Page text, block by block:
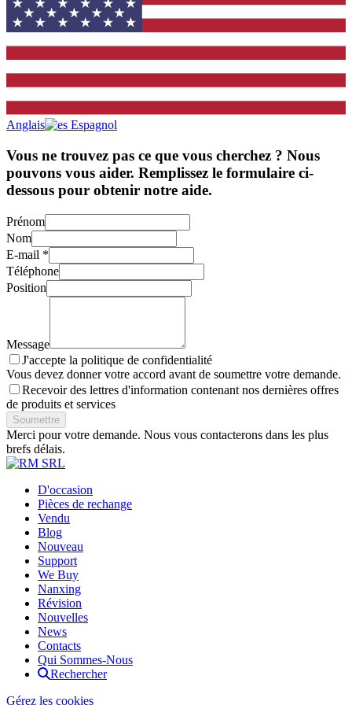
Anglais Espagnol
Vous ne trouvez pas ce que vous cherchez ? Nous
pouvons vous aider. Remplissez le formulaire ci-
dessous pour obtenir notre aide.
Prénom
Nom
E-mail *
Téléphone
Position
Message
J'accepte la politique de confidentialité
Vous devez donner votre accord avant de soumettre votre demande.
Recevoir des lettres d'information contenant nos dernières offres
de produits et services
Soumettre
Merci pour votre demande. Nous vous contacterons dans les plus
brefs délais.
D'occasion
Pièces de rechange
Vendu
Blog
Nouveau
Support
We Buy
Nanxing
Révision
Nouvelles
News
Contacts
Qui Sommes-Nous
Rechercher
Gérez les cookies